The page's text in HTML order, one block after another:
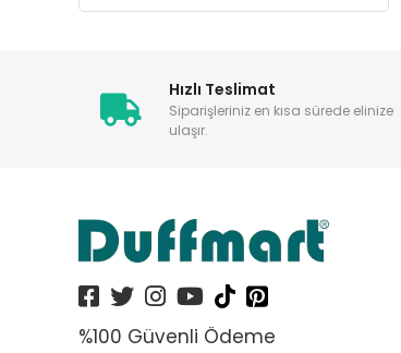
Hızlı Teslimat
Siparişleriniz en kısa sürede elinize
ulaşır.
%100 Güvenli Ödeme